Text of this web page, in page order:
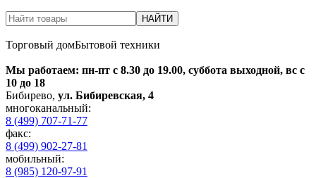
НАЙТИ
Торговый домБытовой техники
Мы работаем: пн-пт с 8.30 до 19.00, суббота выходной, вс с
10 до 18
Бибирево, ул. Бибиревская, 4
многоканальный:
8 (499) 707-71-77
факс:
8 (499) 902-27-81
мобильный:
8 (985) 120-97-91